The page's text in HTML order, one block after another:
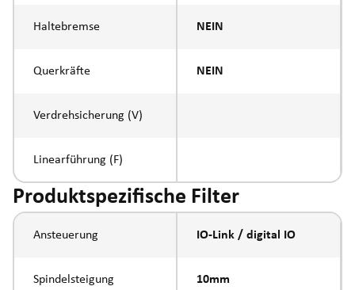
Haltebremse NEIN
Querkräfte NEIN
Verdrehsicherung (V)
Linearführung (F)
Produktspezifische Filter
Ansteuerung IO-Link / digital IO
Spindelsteigung 10mm